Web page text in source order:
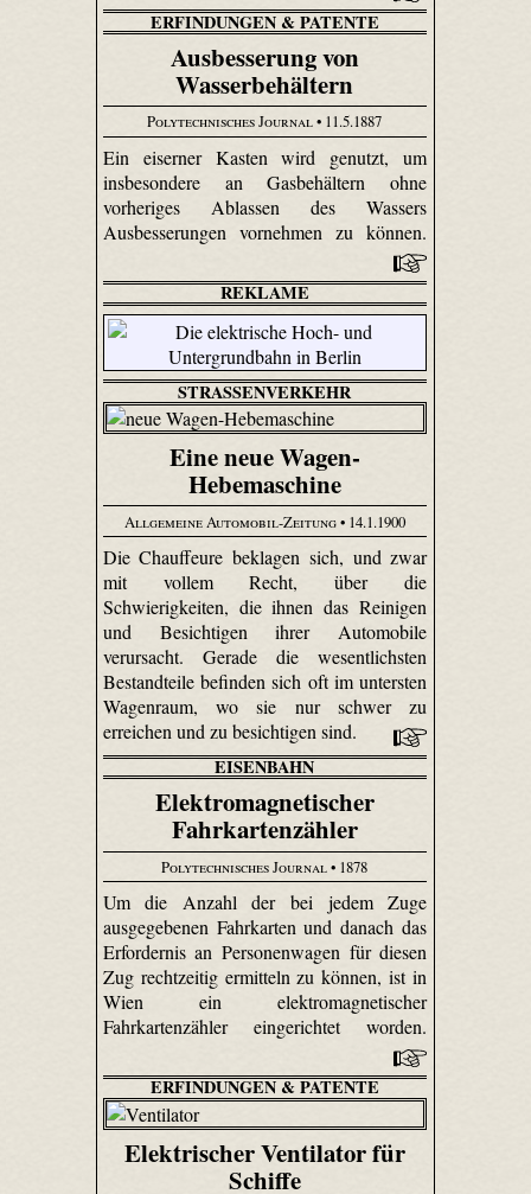
ERFINDUNGEN & PATENTE
Ausbesserung von
Wasserbehältern
Polytechnisches Journal• 11.5.1887
Ein eiserner Kasten wird genutzt, um
insbesondere an Gasbehältern ohne
vorheriges Ablassen des Wassers
Ausbesserungen vornehmen zu können.
REKLAME
STRASSENVERKEHR
Eine neue Wagen-
Hebemaschine
Allgemeine Automobil-Zeitung• 14.1.1900
Die Chauffeure beklagen sich, und zwar
mit vollem Recht, über die
Schwierigkeiten, die ihnen das Reinigen
und Besichtigen ihrer Automobile
verursacht. Gerade die wesentlichsten
Bestandteile befinden sich oft im untersten
Wagenraum, wo sie nur schwer zu
erreichen und zu besichtigen sind.
EISENBAHN
Elektromagnetischer
Fahrkartenzähler
Polytechnisches Journal• 1878
Um die Anzahl der bei jedem Zuge
ausgegebenen Fahrkarten und danach das
Erfordernis an Personenwagen für diesen
Zug rechtzeitig ermitteln zu können, ist in
Wien ein elektromagnetischer
Fahrkartenzähler eingerichtet worden.
ERFINDUNGEN & PATENTE
Elektrischer Ventilator für
Schiffe